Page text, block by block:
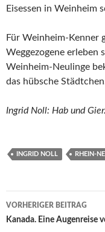
Eisessen in Weinheim
Für Weinheim-Kenner
Weggezogene erleben
Weinheim-Neulinge
das hübsche
Ingrid Noll: Hab und
INGRID NOLL RHEIN-
VORHERIGER BEITRAG
Kanada. Eine Augenreise